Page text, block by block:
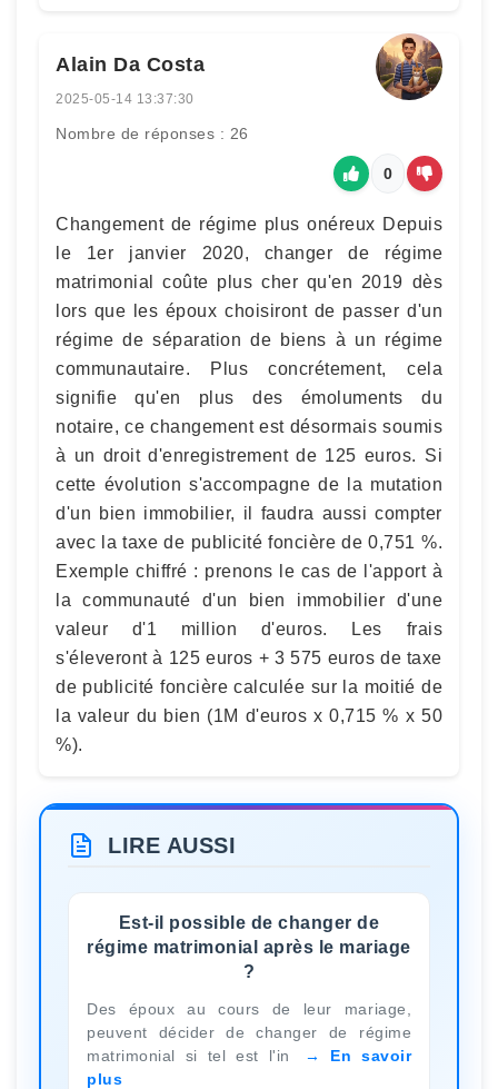
Alain Da Costa
2025-05-14 13:37:30
Nombre de réponses : 26
0
Changement de régime plus onéreux Depuis
le 1er janvier 2020, changer de régime
matrimonial coûte plus cher qu'en 2019 dès
lors que les époux choisiront de passer d'un
régime de séparation de biens à un régime
communautaire. Plus concrétement, cela
signifie qu'en plus des émoluments du
notaire, ce changement est désormais soumis
à un droit d'enregistrement de 125 euros. Si
cette évolution s'accompagne de la mutation
d'un bien immobilier, il faudra aussi compter
avec la taxe de publicité foncière de 0,751 %.
Exemple chiffré : prenons le cas de l'apport à
la communauté d'un bien immobilier d'une
valeur d'1 million d'euros. Les frais
s'éleveront à 125 euros + 3 575 euros de taxe
de publicité foncière calculée sur la moitié de
la valeur du bien (1M d'euros x 0,715 % x 50
%).
LIRE AUSSI
Est-il possible de changer de
régime matrimonial après le mariage
?
Des époux au cours de leur mariage,
peuvent décider de changer de régime
matrimonial si tel est l'in
En savoir
plus